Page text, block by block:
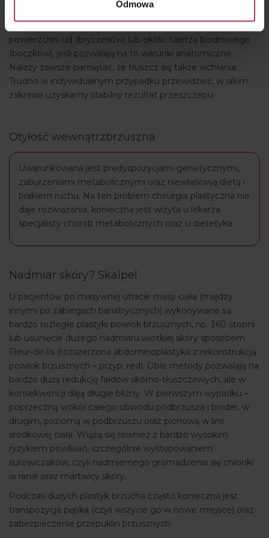
Odmowa
pomocą lipotransferu) pobieramy go z zewnętrznych
powierzchni ud (bryczesów) lub okolic talerza biodrowego
(boczków), jeśli pozwalają na to warunki anatomiczne.
Należy zawsze pamiętać, że tłuszcz się także wchłania.
Trudno w indywidualnym przypadku przewidzieć, w jakim
zakresie uzyskamy stabilny rezultat przeszczepu.
Otyłość wewnątrzbrzuszna
Uwarunkowana jest predyspozycjami genetycznymi,
zaburzeniami metabolicznymi oraz niewłaściwą dietą i
brakiem ruchu. Na ten problem chirurgia plastyczna nie
daje rozwiązania, konieczna jest wizyta u lekarza
specjalisty chorób metabolicznych oraz u dietetyka.
Nadmiar skóry? Skalpel
U pacjentów po masywnej utracie masy ciała (między
innymi po zabiegach bariatrycznych) wykonywane są
bardzo rozległe plastyki powłok brzusznych, np. 360 stopni
lub usunięcie dużego nadmiaru wiotkiej skóry sposobem
Fleur-de-lis (rozszerzona abdominoplastyka z rekonstrukcją
powłok brzusznych – przyp. red). Obie metody pozwalają na
bardzo dużą redukcję fałdów skórno-tłuszczowych, ale w
konsekwencji dają długie blizny. W pierwszym wypadku –
poprzeczną wokół całego obwodu podbrzusza i bioder, w
drugim, poziomą w podbrzuszu oraz pionową w linii
środkowej ciała. Wiążą się również z bardzo wysokim
ryzykiem powikłań, szczególnie występowaniem
surowiczaków, czyli nadmiernego gromadzenia się chłonki
w ranie oraz martwicy skóry.
Podczas dużych plastyk brzucha często konieczna jest
transpozycja pępka (czyli wszycie go w nowe miejsce) oraz
zabezpieczenie przepuklin brzusznych.